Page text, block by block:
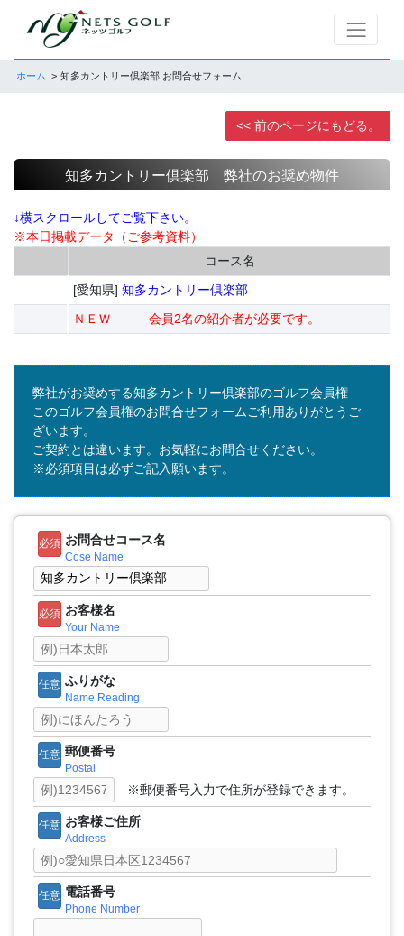
ホーム 知多カントリー倶楽部 お問合せフォーム
<< 前のページにもどる。
知多カントリー倶楽部 弊社のお奨め物件
↓横スクロールしてご覧下さい。
※本日掲載データ（ご参考資料）
コース名
[愛知県] 知多カントリー倶楽部
ＮＥＷ 会員2名の紹介者が必要です。
弊社がお奨めする知多カントリー倶楽部のゴルフ会員権
このゴルフ会員権のお問合せフォームご利用ありがとうご
ざいます。
ご契約とは違います。お気軽にお問合せください。
※必須項目は必ずご記入願います。
必須 お問合せコース名
Cose Name
必須 お客様名
Your Name
任意 ふりがな
Name Reading
任意 郵便番号
Postal
※郵便番号入力で住所が登録できます。
任意 お客様ご住所
Address
任意 電話番号
Phone Number